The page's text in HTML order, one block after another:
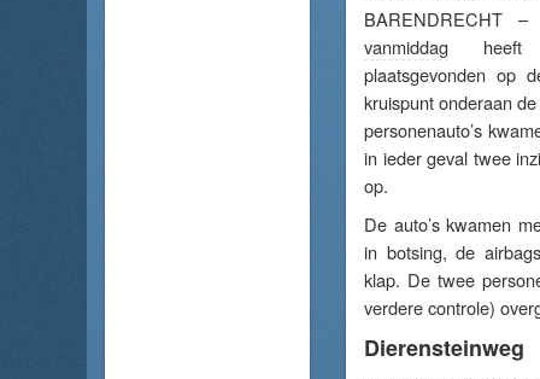
BARENDRECHT
vanmiddag
plaatsgevonden op
kruispunt onderaan
personenauto’s
in ieder geval twee
op.
De auto’s kwamen
in botsing, de
klap. De twee
verdere controle)
Dierensteinweg